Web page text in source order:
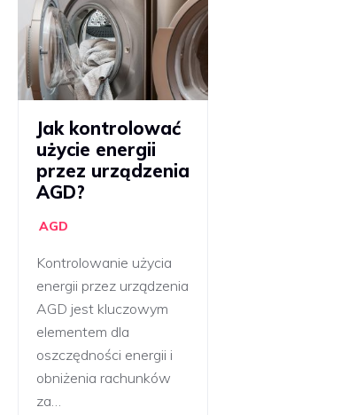
Jak kontrolować
użycie energii
przez urządzenia
AGD?
AGD
Kontrolowanie użycia
energii przez urządzenia
AGD jest kluczowym
elementem dla
oszczędności energii i
obniżenia rachunków
za…